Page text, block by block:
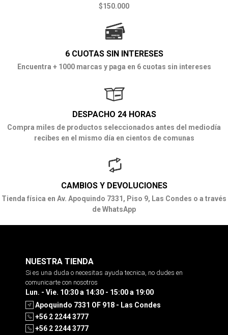
$150.000
6 CUOTAS SIN INTERESES
Encuentra + 1000 marcas y paga en 6 cuotas sin intereses
DESPACHO 24 HORAS
Compra miles de productos seleccionados antes del mediodía
recibes en el mismo día en cientos de comunas
CAMBIOS Y DEVOLUCIONES
Tienda física en Av. Apoquindo 7331, Piso 9, Las Condes o a través
de WhatsApp
NUESTRA TIENDA
Si es una duda o necesitas ayuda tecnica, no dudes en
comunicarte con nosotros
Lun. - Vie. 10:30 a 14:30 - 15:00 a 19:00
Apoquindo 7331 OF 918 - Las Condes
+56 2 2244 3777
+56 2 2244 3777